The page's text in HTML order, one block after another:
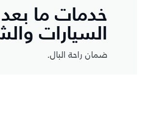
خدمات ما
السيارات
ضمان راحة البال.